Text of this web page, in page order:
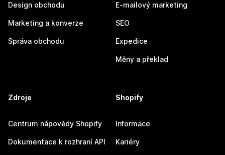
Design obchodu
Marketing a konverze
Správa obchodu
E-mailový marketing
SEO
Expedice
Měny a překlad
Zdroje
Centrum nápovědy Shopify
Dokumentace k rozhraní API
Shopify
Informace
Kariéry